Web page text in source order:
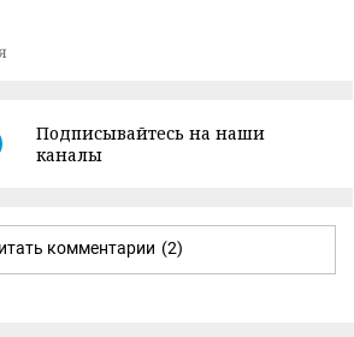
Подписывайтесь на наши
каналы
комментарии (2)